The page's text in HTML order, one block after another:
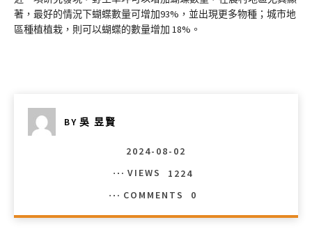
著，最好的情況下蝴蝶數量可增加93%，並出現更多物種；城市地
區種植植栽，則可以蝴蝶的數量增加 18%。
BY 吳 昱賢
2024-08-02
VIEWS
1224
COMMENTS
0